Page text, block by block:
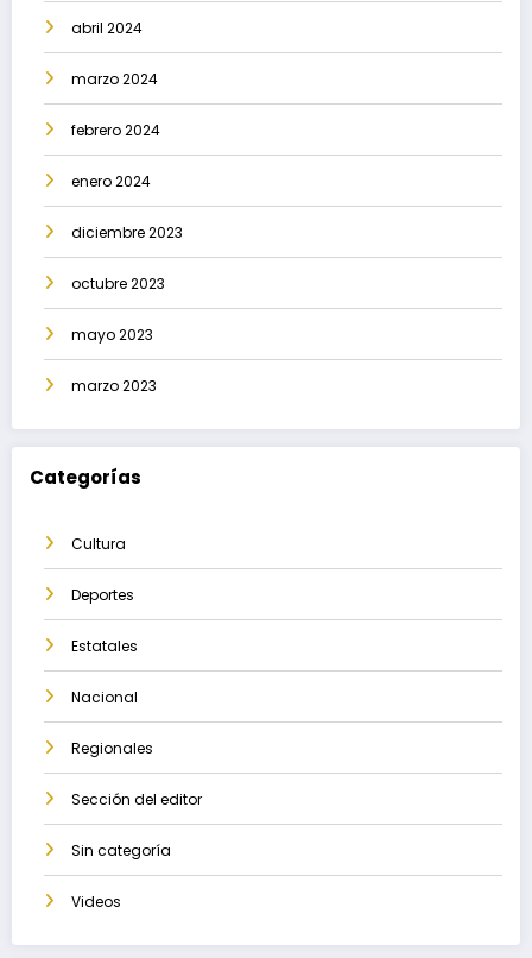
abril 2024
marzo 2024
febrero 2024
enero 2024
diciembre 2023
octubre 2023
mayo 2023
marzo 2023
Categorías
Cultura
Deportes
Estatales
Nacional
Regionales
Sección del editor
Sin categoría
Videos